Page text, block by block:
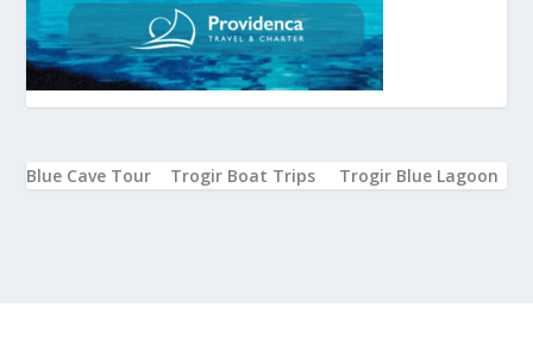
Blue Cave Tour Trogir Boat Trips Trogir Blue Lagoon